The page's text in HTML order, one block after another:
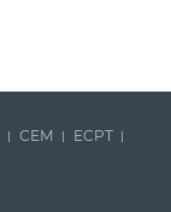
СЕМ
ECPT